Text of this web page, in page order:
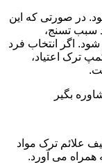
در صورتی که این
سبب تسنج،
اگر انتخاب فرد
ترک اعتیاد،
بگیر
علائم ترک مواد
همراه می آورد.